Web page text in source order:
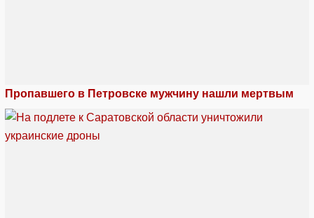
Пропавшего в Петровске мужчину нашли мертвым